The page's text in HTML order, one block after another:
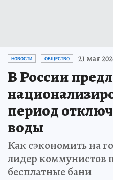
НОВОСТИ ОБЩЕСТВО 21 мая
В России
период
воды
Как сэкономить на
лидер коммунистов
бесплатные бани